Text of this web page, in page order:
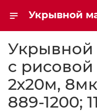
Укрывной
с
2х20м,
889-1200;